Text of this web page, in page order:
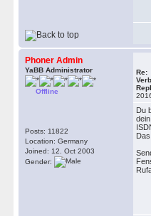
Phoner Admin
YaBB Administrator
Offline
Posts: 11822
Location: Germany
Joined: 12. Oct 2003
Gender:
Re:
Du